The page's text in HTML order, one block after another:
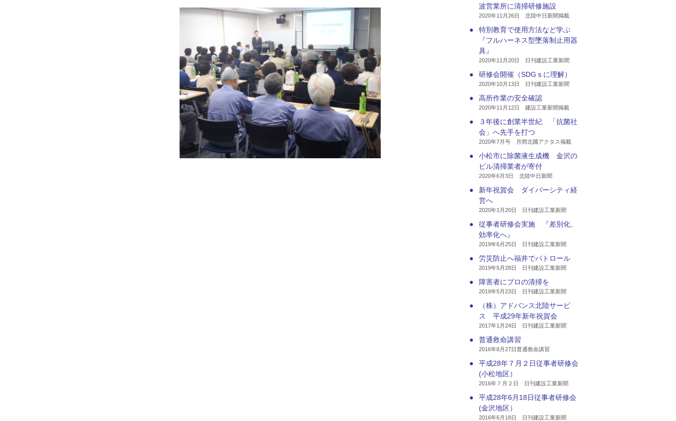
波営業所に清掃研修施設
2020年11月26日 北陸中日新聞掲載
●
特別教育で使用方法など学ぶ
『フルハーネス型墜落制止用器
具』
2020年11月20日 日刊建設工業新聞
● 研修会開催（SDGｓに理解）
2020年10月13日 日刊建設工業新聞
● 高所作業の安全確認
2020年11月12日 建設工業新聞掲載
●
３年後に創業半世紀 「抗菌社
会」へ先手を打つ
2020年7月号 月間北國アクタス掲載
●
小松市に除菌液生成機 金沢の
ビル清掃業者が寄付
2020年6月3日 北陸中日新聞
●
新年祝賀会 ダイバーシティ経
営へ
2020年1月20日 日刊建設工業新聞
●
従事者研修会実施 『差別化、
効率化へ』
2019年6月25日 日刊建設工業新聞
● 労災防止へ福井でパトロール
2019年5月28日 日刊建設工業新聞
● 障害者にプロの清掃を
2019年5月23日 日刊建設工業新聞
●
（株）アドバンス北陸サービ
ス 平成29年新年祝賀会
2017年1月24日 日刊建設工業新聞
● 普通救命講習
2016年8月27日普通救命講習
●
平成28年７月２日従事者研修会
(小松地区）
2016年７月２日 日刊建設工業新聞
●
平成28年6月18日従事者研修会
(金沢地区）
2016年6月18日 日刊建設工業新聞